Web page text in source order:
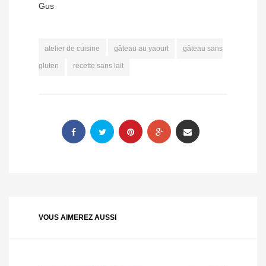
Gus
atelier de cuisine gâteau au yaourt gâteau sans
gluten recette sans lait
VOUS AIMEREZ AUSSI